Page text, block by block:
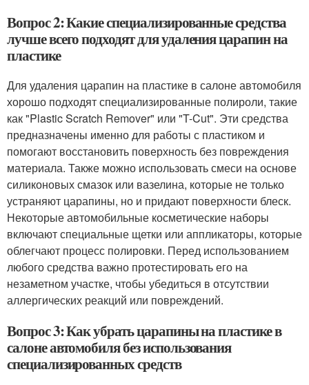
Вопрос 2: Какие специализированные средства
лучше всего подходят для удаления царапин на
пластике
Для удаления царапин на пластике в салоне автомобиля
хорошо подходят специализированные полироли, такие
как "Plastic Scratch Remover" или "T-Cut". Эти средства
предназначены именно для работы с пластиком и
помогают восстановить поверхность без повреждения
материала. Также можно использовать смеси на основе
силиконовых смазок или вазелина, которые не только
устраняют царапины, но и придают поверхности блеск.
Некоторые автомобильные косметические наборы
включают специальные щетки или аппликаторы, которые
облегчают процесс полировки. Перед использованием
любого средства важно протестировать его на
незаметном участке, чтобы убедиться в отсутствии
аллергических реакций или повреждений.
Вопрос 3: Как убрать царапины на пластике в
салоне автомобиля без использования
специализированных средств